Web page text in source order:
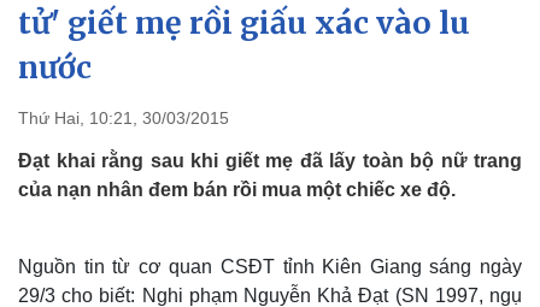
Đảng
Tổ chức nhân sự
Quốc hội
Tin 24h
Dự báo thời tiết
tử' giết mẹ rồi giấu xác vào lu
nước
Thứ Hai, 10:21, 30/03/2015
Đạt khai rằng sau khi giết mẹ đã lấy toàn bộ nữ trang
của nạn nhân đem bán rồi mua một chiếc xe độ.
Nguồn tin từ cơ quan CSĐT tỉnh Kiên Giang sáng ngày
29/3 cho biết: Nghi phạm Nguyễn Khả Đạt (SN 1997, ngụ